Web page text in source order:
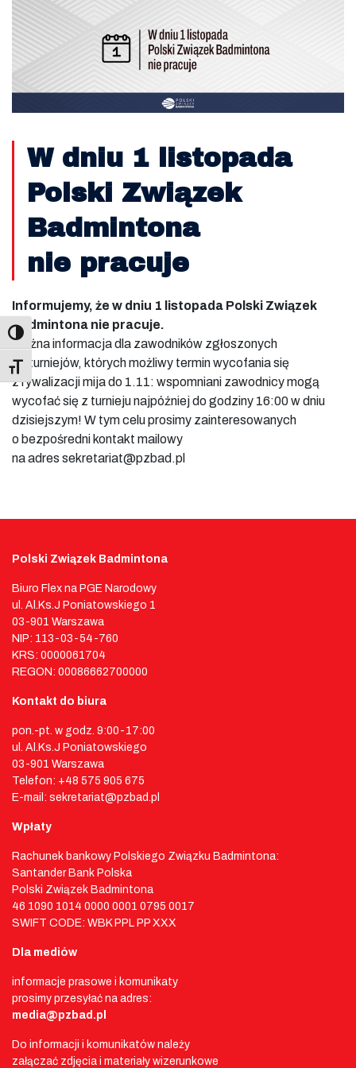
Toggle Font size
W dniu 1 listopada
Polski Związek
Badmintona
nie pracuje
Informujemy, że w dniu 1 listopada Polski Związek
Badmintona nie pracuje.
Ważna informacja dla zawodników zgłoszonych
do turniejów, których możliwy termin wycofania się
z rywalizacji mija do 1.11: wspomniani zawodnicy mogą
wycofać się z turnieju najpóźniej do godziny 16:00 w dniu
dzisiejszym! W tym celu prosimy zainteresowanych
o bezpośredni kontakt mailowy
na adres sekretariat@pzbad.pl
Polski Związek Badmintona
Biuro Flex na PGE Narodowy
ul. Al.Ks.J Poniatowskiego 1
03-901 Warszawa
NIP: 113-03-54-760
KRS: 0000061704
REGON: 00086662700000
Kontakt do biura
pon.-pt. w godz. 9:00-17:00
ul. Al.Ks.J Poniatowskiego
03-901 Warszawa
Telefon: +48 575 905 675
E-mail: sekretariat@pzbad.pl
Wpłaty
Rachunek bankowy Polskiego Związku Badmintona:
Santander Bank Polska
Polski Związek Badmintona
46 1090 1014 0000 0001 0795 0017
SWIFT CODE: WBK PPL PP XXX
Dla mediów
informacje prasowe i komunikaty
prosimy przesyłać na adres:
media@pzbad.pl
Do informacji i komunikatów należy
załączać zdjęcia i materiały wizerunkowe